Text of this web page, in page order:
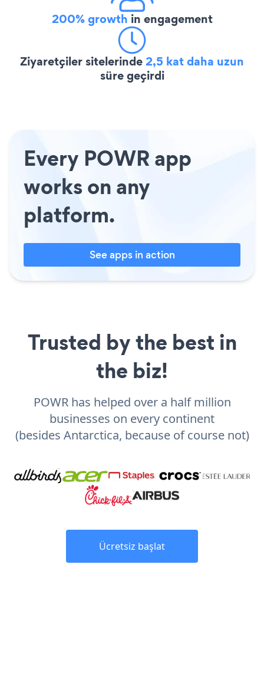
200% growth in engagement
Ziyaretçiler sitelerinde2,5 kat daha uzun
süre geçirdi
Every POWR app
works on any
platform.
See apps in action
Trusted by the best in
the biz!
POWR has helped over a half million
businesses on every continent
(besides Antarctica, because of course not)
Ücretsiz başlat